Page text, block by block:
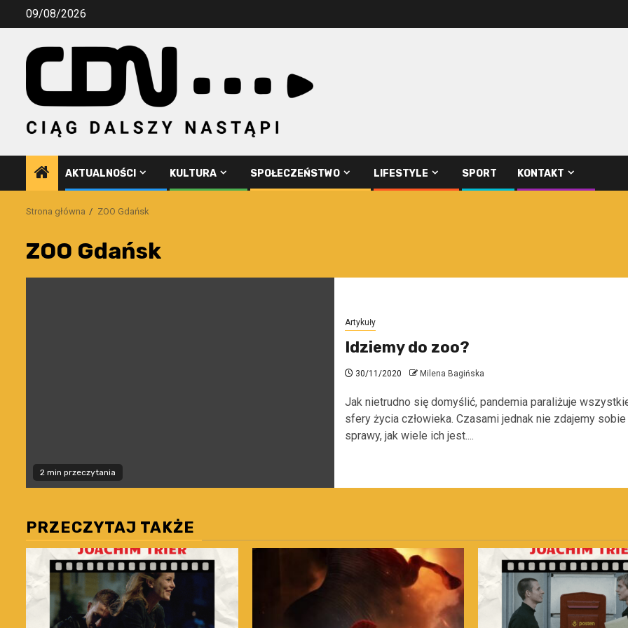
Przejdź09/08/2026
AKTUALNOŚCI KULTURA SPOŁECZEŃSTWO LIFESTYLE SPORT KONTAKT
Strona główna ZOO Gdańsk
ZOO Gdańsk
2 min przeczytania
Artykuły
Idziemy do zoo?
30/11/2020 Milena Bagińska
Jak nietrudno się domyślić, pandemia paraliżuje
sfery życia człowieka. Czasami jednak nie zdajemy sobie
sprawy, jak wiele ich jest....
PRZECZYTAJ TAKŻE